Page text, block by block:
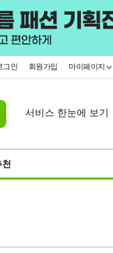
그인 회원가입 마이페이지
서비스 한눈에 보기
천